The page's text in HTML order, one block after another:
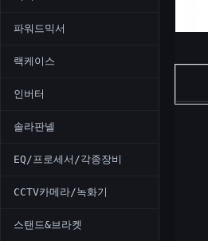
파워드믹서
랙케이스
인버터
솔라판넬
EQ/프로세서/각종장비
CCTV카메라/녹화기
스탠드&브라켓